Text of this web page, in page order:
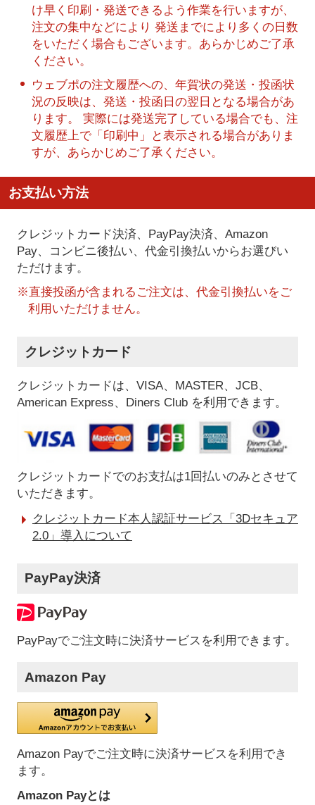
け早く印刷・発送できるよう作業を行いますが、
注文の集中などにより 発送までにより多くの日数
をいただく場合もございます。あらかじめご了承
ください。
ウェブポの注文履歴への、年賀状の発送・投函状
況の反映は、発送・投函日の翌日となる場合があ
ります。 実際には発送完了している場合でも、注
文履歴上で「印刷中」と表示される場合がありま
すが、あらかじめご了承ください。
お支払い方法
クレジットカード決済、PayPay決済、Amazon
Pay、コンビニ後払い、代金引換払いからお選びい
ただけます。
※直接投函が含まれるご注文は、代金引換払いをご
利用いただけません。
クレジットカード
クレジットカードは、VISA、MASTER、JCB、
American Express、Diners Club を利用できます。
クレジットカードでのお支払は1回払いのみとさせて
いただきます。
クレジットカード本人認証サービス「3Dセキュア
2.0」導入について
PayPay決済
PayPayでご注文時に決済サービスを利用できます。
Amazon Pay
Amazon Payでご注文時に決済サービスを利用でき
ます。
Amazon Payとは